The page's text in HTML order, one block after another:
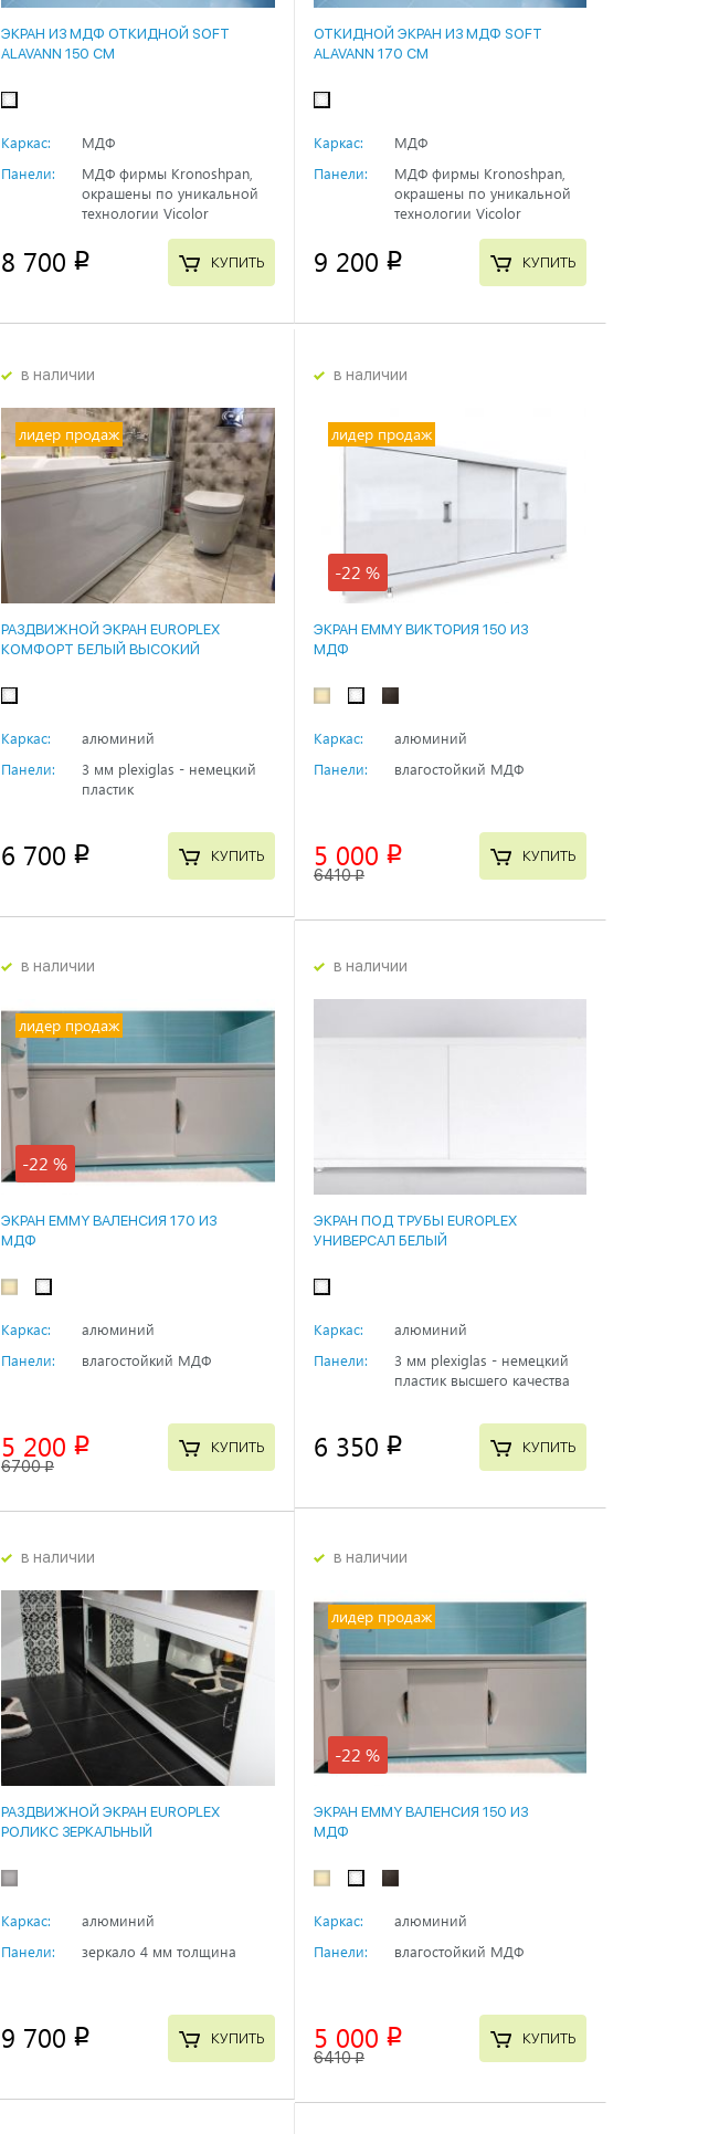
ЭКРАН ИЗ МДФ ОТКИДНОЙ SOFT
ALAVANN 150 СМ
Каркас:
МДФ
Панели:
МДФ фирмы Kronoshpan,
окрашены по уникальной
технологии Vicolor
8 700 p КУПИТЬ
ОТКИДНОЙ ЭКРАН ИЗ МДФ SOFT
ALAVANN 170 СМ
Каркас:
МДФ
Панели:
МДФ фирмы Kronoshpan,
окрашены по уникальной
технологии Vicolor
9 200 p КУПИТЬ
в наличии
лидер продаж
РАЗДВИЖНОЙ ЭКРАН EUROPLEX
КОМФОРТ БЕЛЫЙ ВЫСОКИЙ
Каркас:
алюминий
Панели:
3 мм plexiglas - немецкий
пластик
6 700 p КУПИТЬ
в наличии
лидер продаж
-22 %
ЭКРАН EMMY ВИКТОРИЯ 150 ИЗ
МДФ
Каркас:
алюминий
Панели:
влагостойкий МДФ
5 000 p
6410p
КУПИТЬ
в наличии
лидер продаж
-22 %
ЭКРАН EMMY ВАЛЕНСИЯ 170 ИЗ
МДФ
Каркас:
алюминий
Панели:
влагостойкий МДФ
5 200 p
6700p
КУПИТЬ
в наличии
ЭКРАН ПОД ТРУБЫ EUROPLEX
УНИВЕРСАЛ БЕЛЫЙ
Каркас:
алюминий
Панели:
3 мм plexiglas - немецкий
пластик высшего качества
6 350 p КУПИТЬ
в наличии
РАЗДВИЖНОЙ ЭКРАН EUROPLEX
РОЛИКС ЗЕРКАЛЬНЫЙ
Каркас:
алюминий
Панели:
зеркало 4 мм толщина
9 700 p КУПИТЬ
в наличии
лидер продаж
-22 %
ЭКРАН EMMY ВАЛЕНСИЯ 150 ИЗ
МДФ
Каркас:
алюминий
Панели:
влагостойкий МДФ
5 000 p
6410p
КУПИТЬ